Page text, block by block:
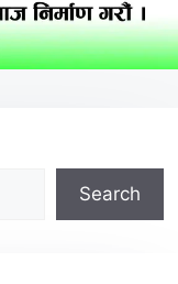
Search